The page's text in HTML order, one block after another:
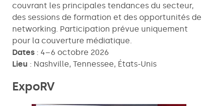
couvrant les principales tendances du secteur,
des sessions de formation et des opportunités de
networking. Participation prévue uniquement
pour la couverture médiatique.
Dates : 4–6 octobre 2026
Lieu : Nashville, Tennessee, États-Unis
ExpoRV